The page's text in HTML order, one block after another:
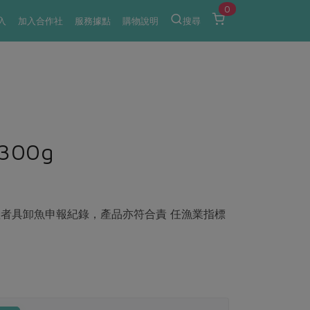
加入合作社 服務據點 購物說明 搜尋
0
具卸魚申報紀錄，產品亦符合責 任漁業指標